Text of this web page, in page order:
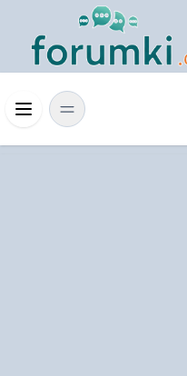
Skip to main content
Menü